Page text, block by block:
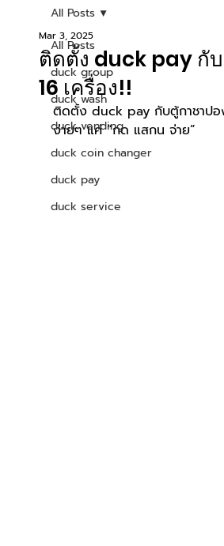
All Posts
duck group
duck wash
duck vending
duck coin changer
duck pay
duck service
All Posts
ติดตั้ง duck pay กั
16 เครื่อง!!
Mar 3, 2025
ติดตั้ง duck pay กับตู้กาชาปอง
ง่ายๆ แค่ “กด แสกน จ่าย”